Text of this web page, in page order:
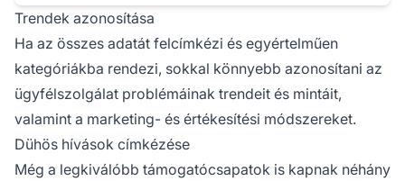
Trendek azonosítása
Ha az összes adatát felcímkézi és egyértelműen
kategóriákba rendezi, sokkal könnyebb azonosítani az
ügyfélszolgálat problémáinak trendeit és mintáit,
valamint a marketing- és értékesítési módszereket.
Dühös hívások címkézése
Még a legkiválóbb támogatócsapatok is kapnak néhány